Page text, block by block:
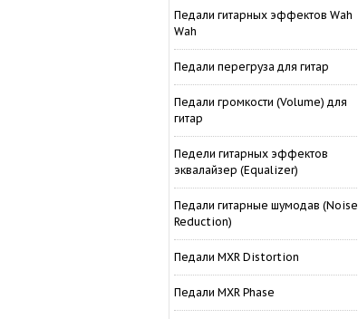
Педали гитарных эффектов Wah
Wah
Педали перегруза для гитар
Педали громкости (Volume) для
гитар
Педели гитарных эффектов
эквалайзер (Equalizer)
Педали гитарные шумодав (Noise
Reduction)
Педали MXR Distortion
Педали MXR Phase